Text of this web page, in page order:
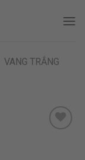
VANG TRẮNG